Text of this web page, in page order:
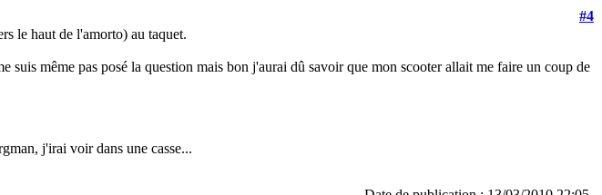
#4
le haut de l'amorto) au taquet.
suis même pas posé la question mais bon j'aurai dû savoir que mon scooter allait me faire un coup de
j'irai voir dans une casse...